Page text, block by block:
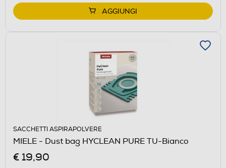
AGGIUNGI
SACCHETTI ASPIRAPOLVERE
MIELE - Dust bag HYCLEAN PURE TU-Bianco
€ 19,90